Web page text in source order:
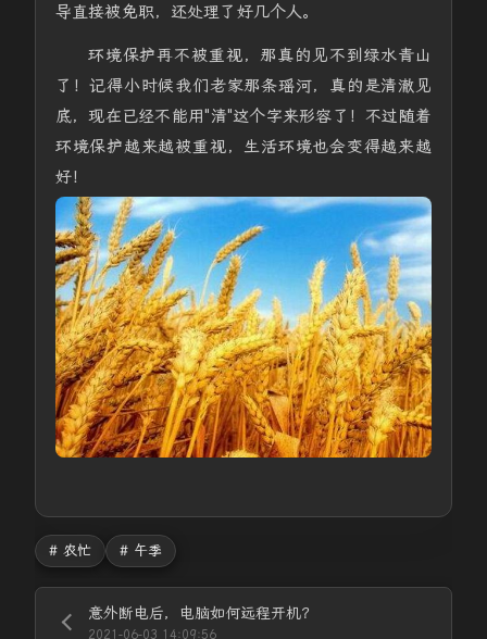
导直接被免职，还处理了好几个人。
环境保护再不被重视，那真的见不到绿水青山
了！记得小时候我们老家那条瑶河，真的是清澈见
底，现在已经不能用"清"这个字来形容了！不过随着
环境保护越来越被重视，生活环境也会变得越来越
好！
# 农忙 # 午季
意外断电后，电脑如何远程开机？
2021-06-03 14:09:56